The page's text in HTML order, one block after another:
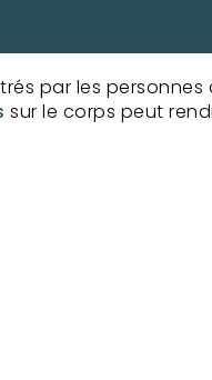
par les personnes
sur le corps peut